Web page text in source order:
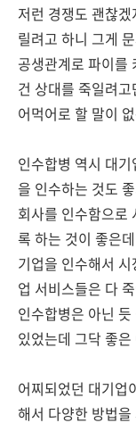
저런 경쟁도 괜찮
릴려고 하니 그게
공생관계로 파이를
건 상대를 죽일려
어먹어로 할 말이
인수합병 역시 대
을 인수하는 것도
회사를 인수함으로
록 하는 것이 좋은
기업을 인수해서
업 서비스들은 다
인수합병은 아닌
있었는데 그닥 좋
어찌되었던 대기업
해서 다양한 방법